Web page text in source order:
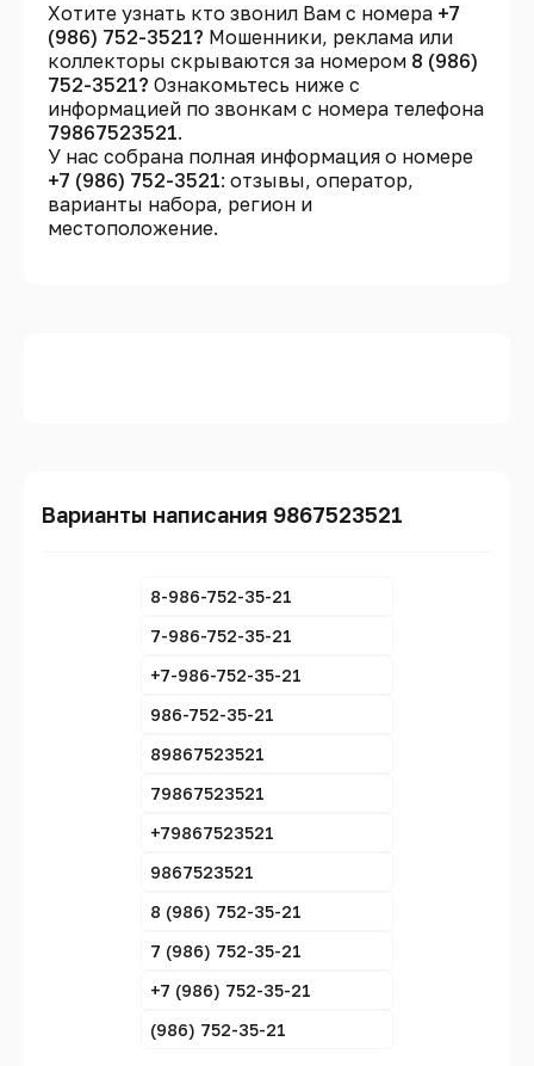
Хотите узнать кто звонил Вам с номера +7
(986) 752-3521? Мошенники, реклама или
коллекторы скрываются за номером 8 (986)
752-3521? Ознакомьтесь ниже с
информацией по звонкам с номера телефона
79867523521.
У нас собрана полная информация о номере
+7 (986) 752-3521: отзывы, оператор,
варианты набора, регион и
местоположение.
Варианты написания 9867523521
8-986-752-35-21
7-986-752-35-21
+7-986-752-35-21
986-752-35-21
89867523521
79867523521
+79867523521
9867523521
8 (986) 752-35-21
7 (986) 752-35-21
+7 (986) 752-35-21
(986) 752-35-21